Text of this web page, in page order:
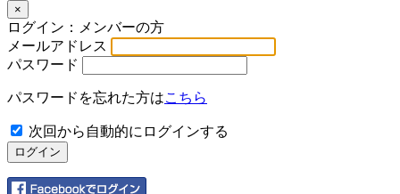
×
ログイン：メンバーの方
メールアドレス
パスワード
パスワードを忘れた方はこちら
次回から自動的にログインする